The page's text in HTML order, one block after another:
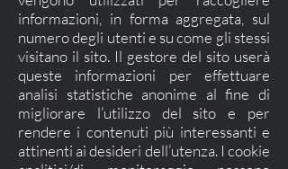
informazioni, in forma aggregata, sul
numero degli utenti e su come gli stessi
visitano il sito. Il gestore del sito userà
queste informazioni per effettuare
analisi statistiche anonime al fine di
migliorare l’utilizzo del sito e per
rendere i contenuti più interessanti e
attinenti ai desideri dell’utenza. I cookie